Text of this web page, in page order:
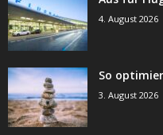
4. August 2026
So
3. August 2026